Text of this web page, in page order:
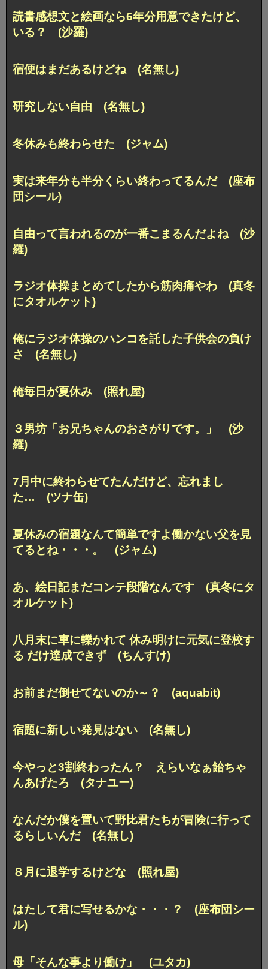
読書感想文と絵画なら6年分用意できたけど、
いる？ (沙羅)
宿便はまだあるけどね (名無し)
研究しない自由 (名無し)
冬休みも終わらせた (ジャム)
実は来年分も半分くらい終わってるんだ (座布
団シール)
自由って言われるのが一番こまるんだよね (沙
羅)
ラジオ体操まとめてしたから筋肉痛やわ (真冬
にタオルケット)
俺にラジオ体操のハンコを託した子供会の負け
さ (名無し)
俺毎日が夏休み (照れ屋)
３男坊「お兄ちゃんのおさがりです。」 (沙
羅)
7月中に終わらせてたんだけど、忘れまし
た… (ツナ缶)
夏休みの宿題なんて簡単ですよ働かない父を見
てるとね・・・。 (ジャム)
あ、絵日記まだコンテ段階なんです (真冬にタ
オルケット)
八月末に車に轢かれて 休み明けに元気に登校す
る だけ達成できず (ちんすけ)
お前まだ倒せてないのか～？ (aquabit)
宿題に新しい発見はない (名無し)
今やっと3割終わったん？ えらいなぁ飴ちゃ
んあげたろ (タナユー)
なんだか僕を置いて野比君たちが冒険に行って
るらしいんだ (名無し)
８月に退学するけどな (照れ屋)
はたして君に写せるかな・・・？ (座布団シー
ル)
母「そんな事より働け」 (ユタカ)